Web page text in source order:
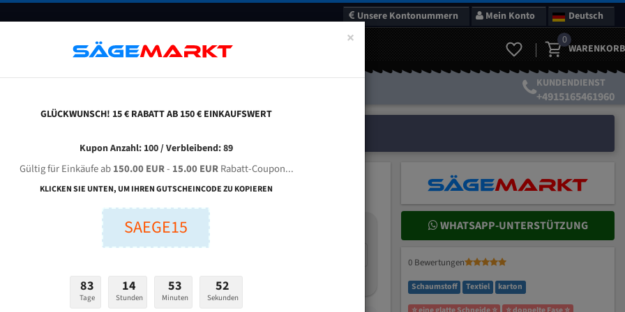
Unsere Kontonummern Mein Konto Deutsch
FAQ GUTSCHEINE BLOG KONTAKT
0
WARENKORB
KUNDENDIENST
+4915165461960
Bandmesser Glatt Meterware
25 m
Breite (mm): WHATSAPP-UNTERSTÜTZUNG
0 Bewertungen
Schaumstoff Textiel
karton
×
GLÜCKWUNSCH! 15 € RABATT AB 150 € EINKAUFSWERT
Kupon Anzahl: 100 / Verbleibend: 89
Gültig für Einkäufe ab150.00 EUR- 15.00 EURRabatt-Coupon...
KLICKEN SIE UNTEN, UM IHREN GUTSCHEINCODE ZU KOPIEREN
SAEGE15
83
Tage
14
Stunden
53
Minuten
51
Sekunden